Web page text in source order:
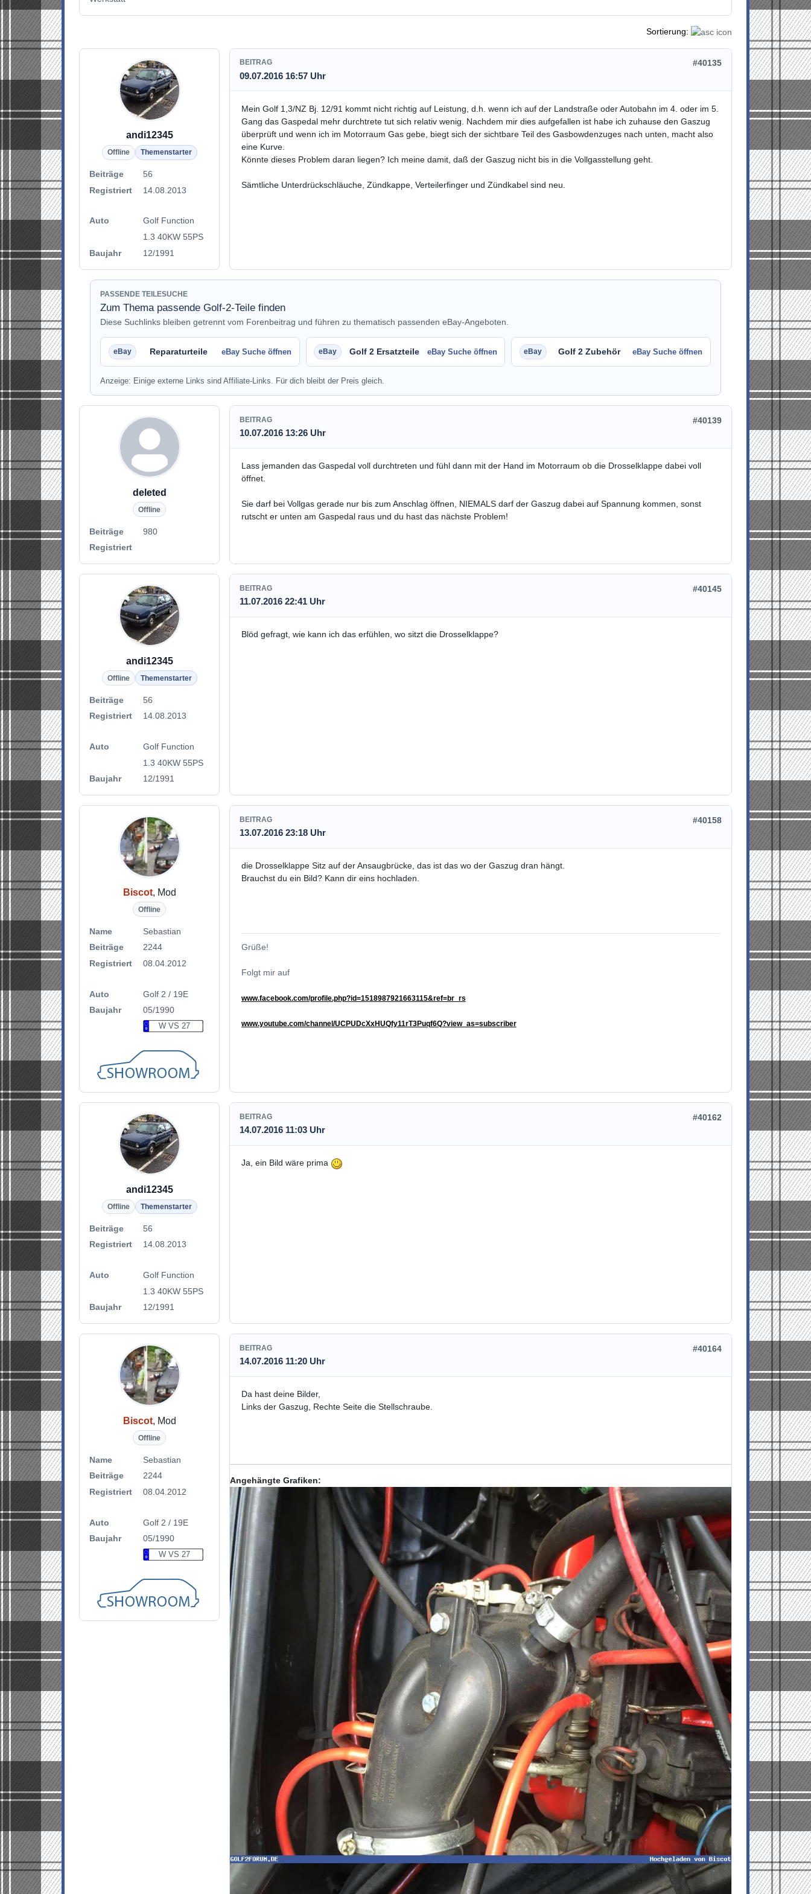
Sortierung:
andi12345
Offline Themenstarter
Beiträge
56
Registriert
14.08.2013
Auto
Golf Function
1.3 40KW 55PS
Baujahr
12/1991
BEITRAG
09.07.2016 16:57 Uhr
#40135
Mein Golf 1,3/NZ Bj. 12/91 kommt nicht richtig auf Leistung, d.h. wenn ich auf der Landstraße oder Autobahn im 4. oder im 5.
Gang das Gaspedal mehr durchtrete tut sich relativ wenig. Nachdem mir dies aufgefallen ist habe ich zuhause den Gaszug
überprüft und wenn ich im Motorraum Gas gebe, biegt sich der sichtbare Teil des Gasbowdenzuges nach unten, macht also
eine Kurve.
Könnte dieses Problem daran liegen? Ich meine damit, daß der Gaszug nicht bis in die Vollgasstellung geht.
Sämtliche Unterdrückschläuche, Zündkappe, Verteilerfinger und Zündkabel sind neu.
PASSENDE TEILESUCHE
Zum Thema passende Golf-2-Teile finden
Diese Suchlinks bleiben getrennt vom Forenbeitrag und führen zu thematisch passenden eBay-Angeboten.
Reparaturteile eBay Suche öffnen Golf 2 Ersatzteile eBay Suche öffnen Golf 2 Zubehör eBay Suche öffnen
Anzeige: Einige externe Links sind Affiliate-Links. Für dich bleibt der Preis gleich.
deleted
Offline
Beiträge
980
Registriert
BEITRAG
10.07.2016 13:26 Uhr
#40139
Lass jemanden das Gaspedal voll durchtreten und fühl dann mit der Hand im Motorraum ob die Drosselklappe dabei voll
öffnet.
Sie darf bei Vollgas gerade nur bis zum Anschlag öffnen, NIEMALS darf der Gaszug dabei auf Spannung kommen, sonst
rutscht er unten am Gaspedal raus und du hast das nächste Problem!
andi12345
Offline Themenstarter
Beiträge
56
Registriert
14.08.2013
Auto
Golf Function
1.3 40KW 55PS
Baujahr
12/1991
BEITRAG
11.07.2016 22:41 Uhr
#40145
Blöd gefragt, wie kann ich das erfühlen, wo sitzt die Drosselklappe?
Biscot, Mod
Offline
Name
Sebastian
Beiträge
2244
Registriert
08.04.2012
Auto
Golf 2 / 19E
Baujahr
05/1990
W VS 27
BEITRAG
13.07.2016 23:18 Uhr
#40158
die Drosselklappe Sitz auf der Ansaugbrücke, das ist das wo der Gaszug dran hängt.
Brauchst du ein Bild? Kann dir eins hochladen.
Grüße!
Folgt mir auf
www.facebook.com/profile.php?id=1518987921663115&ref=br_rs
www.youtube.com/channel/UCPUDcXxHUQfy11rT3Puqf6Q?view_as=subscriber
andi12345
Offline Themenstarter
Beiträge
56
Registriert
14.08.2013
Auto
Golf Function
1.3 40KW 55PS
Baujahr
12/1991
BEITRAG
14.07.2016 11:03 Uhr
#40162
Ja, ein Bild wäre prima
Biscot, Mod
Offline
Name
Sebastian
Beiträge
2244
Registriert
08.04.2012
Auto
Golf 2 / 19E
Baujahr
05/1990
W VS 27
BEITRAG
14.07.2016 11:20 Uhr
#40164
Da hast deine Bilder,
Links der Gaszug, Rechte Seite die Stellschraube.
Angehängte Grafiken: